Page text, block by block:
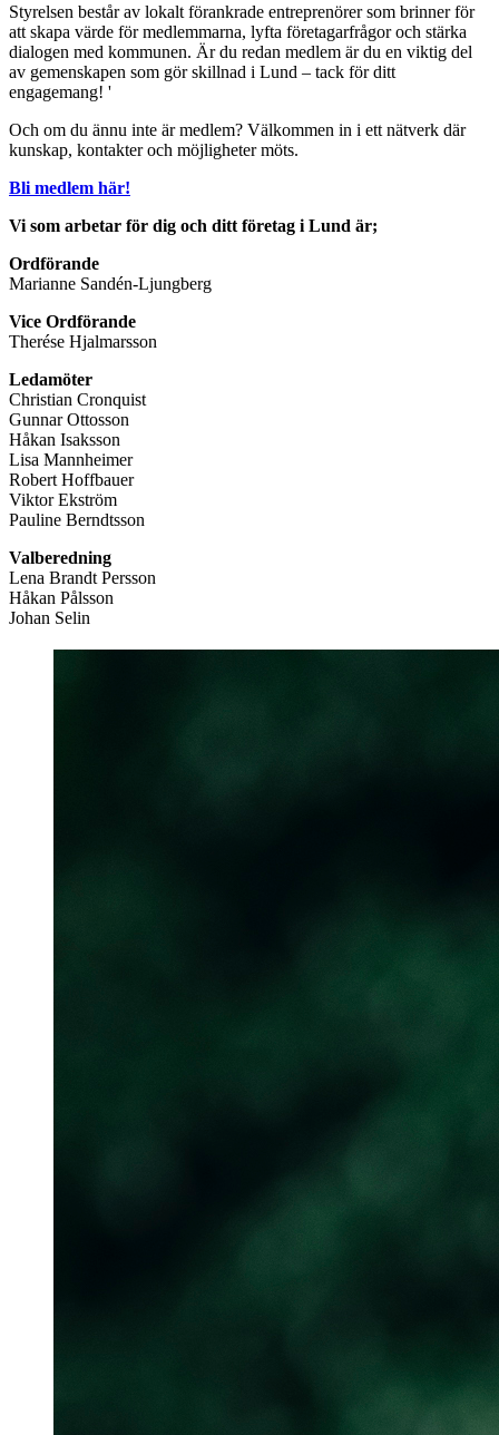
Styrelsen består av lokalt förankrade entreprenörer som brinner för
att skapa värde för medlemmarna, lyfta företagarfrågor och stärka
dialogen med kommunen. Är du redan medlem är du en viktig del
av gemenskapen som gör skillnad i Lund – tack för ditt
engagemang! '
Och om du ännu inte är medlem? Välkommen in i ett nätverk där
kunskap, kontakter och möjligheter möts.
Bli medlem här!
Vi som arbetar för dig och ditt företag i Lund är;
Ordförande
Marianne Sandén-Ljungberg
Vice Ordförande
Therése Hjalmarsson
Ledamöter
Christian Cronquist
Gunnar Ottosson
Håkan Isaksson
Lisa Mannheimer
Robert Hoffbauer
Viktor Ekström
Pauline Berndtsson
Valberedning
Lena Brandt Persson
Håkan Pålsson
Johan Selin